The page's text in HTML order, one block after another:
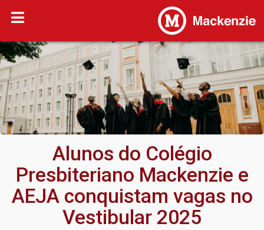
Alunos do Colégio
Presbiteriano Mackenzie e
AEJA conquistam vagas no
Vestibular 2025